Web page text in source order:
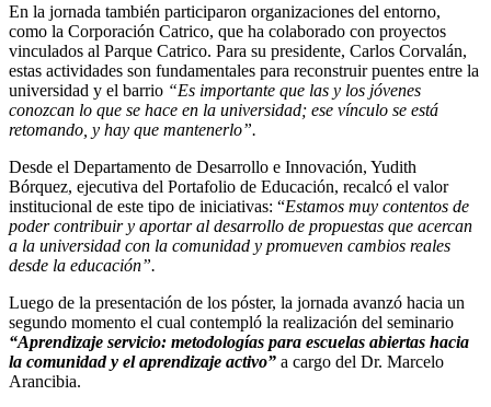
En la jornada también participaron organizaciones del entorno,
como la Corporación Catrico, que ha colaborado con proyectos
vinculados al Parque Catrico. Para su presidente, Carlos Corvalán,
estas actividades son fundamentales para reconstruir puentes entre la
universidad y el barrio “Es importante que las y los jóvenes
conozcan lo que se hace en la universidad; ese vínculo se está
retomando, y hay que mantenerlo”.
Desde el Departamento de Desarrollo e Innovación, Yudith
Bórquez, ejecutiva del Portafolio de Educación, recalcó el valor
institucional de este tipo de iniciativas: “Estamos muy contentos de
poder contribuir y aportar al desarrollo de propuestas que acercan
a la universidad con la comunidad y promueven cambios reales
desde la educación”.
Luego de la presentación de los póster, la jornada avanzó hacia un
segundo momento el cual contempló la realización del seminario
“Aprendizaje servicio: metodologías para escuelas abiertas hacia
la comunidad y el aprendizaje activo” a cargo del Dr. Marcelo
Arancibia.